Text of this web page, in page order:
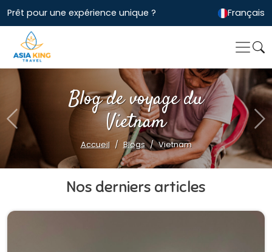
Prêt pour une expérience unique ? Français
Blog de voyage du
Vietnam
Accueil Blogs Vietnam
Previous
Nos derniers articles